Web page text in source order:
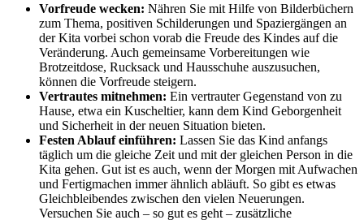
Vorfreude wecken: Nähren Sie mit Hilfe von Bilderbüchern
zum Thema, positiven Schilderungen und Spaziergängen an
der Kita vorbei schon vorab die Freude des Kindes auf die
Veränderung. Auch gemeinsame Vorbereitungen wie
Brotzeitdose, Rucksack und Hausschuhe auszusuchen,
können die Vorfreude steigern.
Vertrautes mitnehmen: Ein vertrauter Gegenstand von zu
Hause, etwa ein Kuscheltier, kann dem Kind Geborgenheit
und Sicherheit in der neuen Situation bieten.
Festen Ablauf einführen: Lassen Sie das Kind anfangs
täglich um die gleiche Zeit und mit der gleichen Person in die
Kita gehen. Gut ist es auch, wenn der Morgen mit Aufwachen
und Fertigmachen immer ähnlich abläuft. So gibt es etwas
Gleichbleibendes zwischen den vielen Neuerungen.
Versuchen Sie auch – so gut es geht – zusätzliche